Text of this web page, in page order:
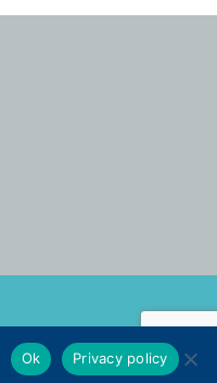
Ok Privacy policy